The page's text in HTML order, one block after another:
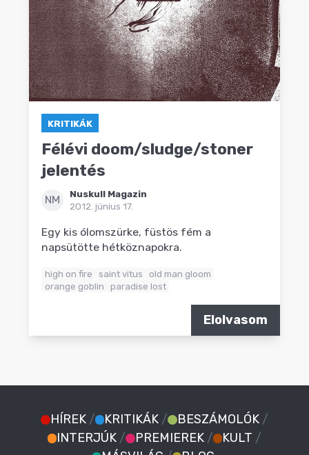
KRITIKÁK
Félévi doom/sludge/stoner
jelentés
NM
Nuskull Magazin
2012. június 17.
Egy kis ólomszürke, füstös fém a
napsütötte hétköznapokra.
high on fire saint vitus
old man gloom
orange goblin
paradise lost
Elolvasom
HÍREK / KRITIKÁK / BESZÁMOLÓK /
INTERJÚK / PREMIEREK / KULT /